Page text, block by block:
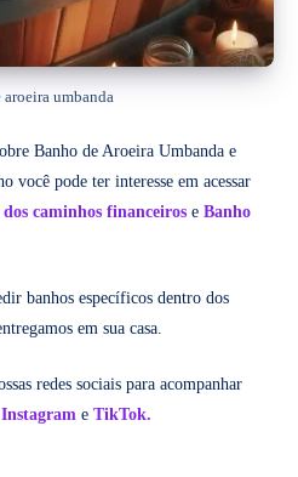
aroeira umbanda
Banho de Aroeira Umbanda e
você pode ter interesse em acessar
caminhos financeiros e Banho
banhos específicos dentro dos
em sua casa.
redes sociais para acompanhar
Instagram e TikTok.